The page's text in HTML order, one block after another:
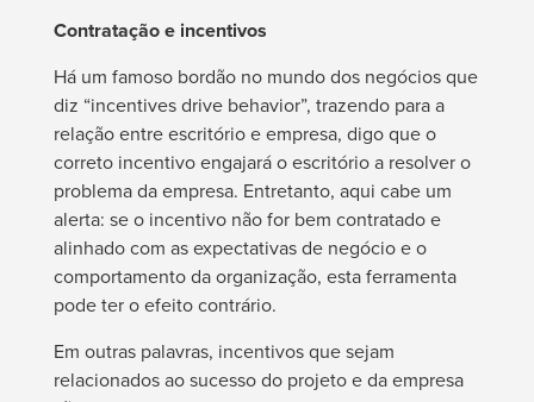
Contratação e incentivos
Há um famoso bordão no mundo dos negócios que
diz “incentives drive behavior”, trazendo para a
relação entre escritório e empresa, digo que o
correto incentivo engajará o escritório a resolver o
problema da empresa. Entretanto, aqui cabe um
alerta: se o incentivo não for bem contratado e
alinhado com as expectativas de negócio e o
comportamento da organização, esta ferramenta
pode ter o efeito contrário.
Em outras palavras, incentivos que sejam
relacionados ao sucesso do projeto e da empresa